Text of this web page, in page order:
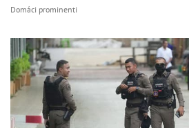
Domáci prominenti